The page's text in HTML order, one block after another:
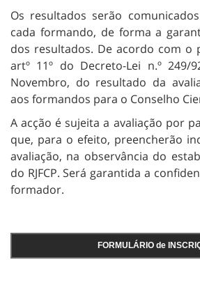
Os resultados serão
cada formando, de forma a
dos resultados. De acordo com o
artº 11º do Decreto-Lei n.º 249/
Novembro, do resultado da
aos formandos para o Conselho
A acção é sujeita a avaliação por
que, para o efeito, preencherão
avaliação, na observância do
do RJFCP. Será garantida a
formador.
FORMULÁRIO de